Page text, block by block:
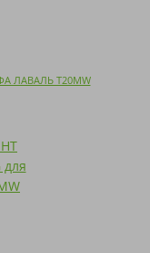
ЛАВАЛЬ T20MW